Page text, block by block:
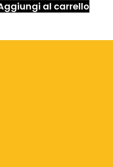
al carrello